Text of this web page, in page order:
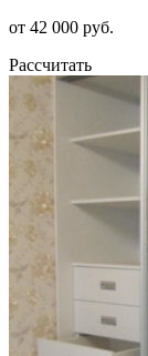
от 42 000 руб.
Рассчитать